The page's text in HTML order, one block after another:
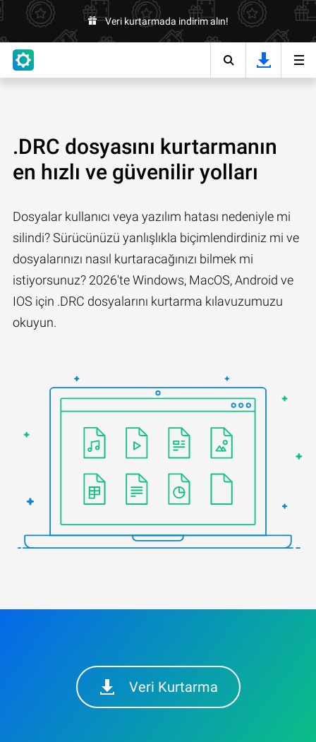
Veri kurtarmada indirim alın!
.DRC dosyasını kurtarmanın
en hızlı ve güvenilir yolları
Dosyalar kullanıcı veya yazılım hatası nedeniyle mi
silindi? Sürücünüzü yanlışlıkla biçimlendirdiniz mi ve
dosyalarınızı nasıl kurtaracağınızı bilmek mi
istiyorsunuz? 2026'te Windows, MacOS, Android ve
IOS için .DRC dosyalarını kurtarma kılavuzumuzu
okuyun.
Veri Kurtarma